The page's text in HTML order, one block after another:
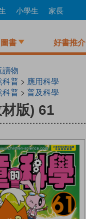
小學生 家長
圖書 好書推介
讀物
科普 > 應用科學
科普 > 普及科學
版) 61